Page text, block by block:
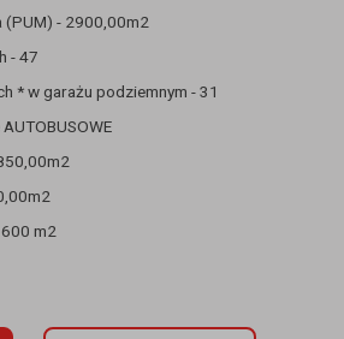
(PUM) - 2900,00m2
- 47
* w garażu podziemnym - 31
m2